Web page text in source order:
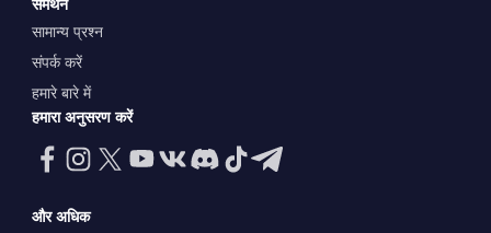
समर्थन
सामान्य प्रश्न
संपर्क करें
हमारे बारे में
हमारा अनुसरण करें
और अधिक